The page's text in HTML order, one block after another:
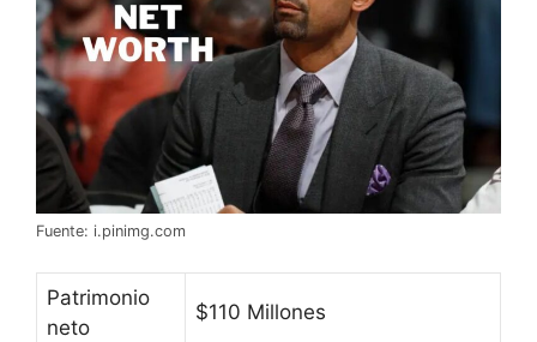
Fuente: i.pinimg.com
Patrimonio
neto
$110 Millones